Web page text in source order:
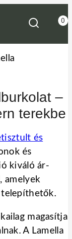
0
–
terekbe
és
és
kiváló ár-
amelyek
telepíthetők.
magasítja
A Lamella